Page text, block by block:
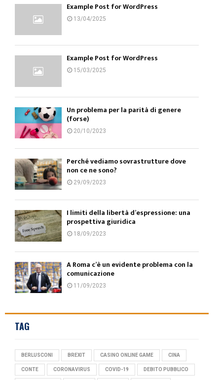
Example Post for WordPress
13/04/2025
Example Post for WordPress
15/03/2025
Un problema per la parità di genere
(forse)
20/10/2023
Perché vediamo sovrastrutture dove
non ce ne sono?
29/09/2023
I limiti della libertà d’espressione: una
prospettiva giuridica
18/09/2023
A Roma c’è un evidente problema con la
comunicazione
11/09/2023
TAG
BERLUSCONI BREXIT CASINO ONLINE GAME CINA
CONTE CORONAVIRUS COVID-19 DEBITO PUBBLICO